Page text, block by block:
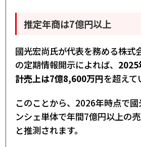
推定年商は7億円以上
國光宏尚氏が代表を務める株式
の定期情報開示によれば、 2025
計売上は7億8,600万円を超えて
このことから、2026年時点で
ンシェ単体で年間7億円以上の
と推測されます。